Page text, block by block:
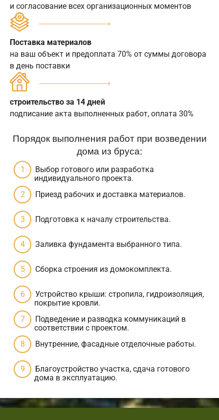
и согласование всех организационных моментов
Поставка материалов
на ваш объект и предоплата 70% от суммы договора
в день поставки
строительство за 14 дней
подписание акта выполненных работ, оплата 30%
Порядок выполнения работ при возведении
дома из бруса:
Выбор готового или разработка
индивидуального проекта.
Приезд рабочих и доставка материалов.
Подготовка к началу строительства.
Заливка фундамента выбранного типа.
Сборка строения из домокомплекта.
Устройство крыши: стропила, гидроизоляция,
покрытие кровли.
Подведение и разводка коммуникаций в
соответствии с проектом.
Внутренние, фасадные отделочные работы.
Благоустройство участка, сдача готового
дома в эксплуатацию.